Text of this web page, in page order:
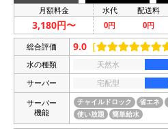
月額料金 水代 配送料
3,180円〜 0円 0円
総合評価 9.0 ［
水の種類 天然水
サーバー
宅配型
サーバー
機能
チャイルドロック 省エネ
使い放題
簡単給水